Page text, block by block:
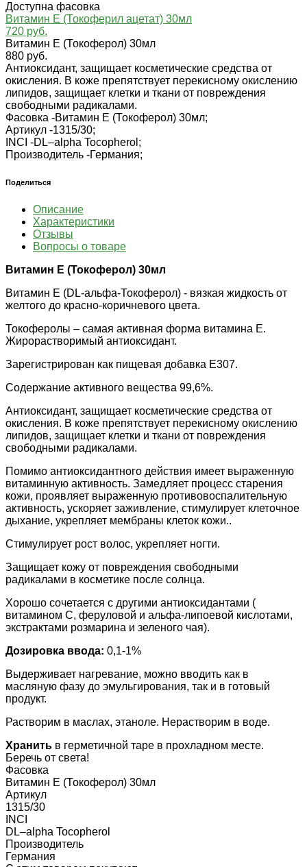
Доступна фасовка
Витамин Е (Токоферил ацетат) 30мл
720 руб.
Витамин Е (Токоферол) 30мл
880 руб.
Антиоксидант, защищает косметические средства от
окисления. В коже препятствует перекисному окислению
липидов, защищает клетки и ткани от повреждения
свободными радикалами.
Фасовка -Витамин Е (Токоферол) 30мл;
Артикул -1315/30;
INCI -DL–alpha Tocopherol;
Производитель -Германия;
Поделиться
Описание
Характеристики
Отзывы
Вопросы о товаре
Витамин Е (Токоферол) 30мл
Витамин Е (DL-альфа-Токоферол) - вязкая жидкость от
желтого до красно-коричневого цвета.
Токоферолы – самая активная форма витамина Е.
Жирорастворимый антиоксидант.
Зарегистрирован как пищевая добавка Е307.
Содержание активного вещества 99,6%.
Антиоксидант, защищает косметические средства от
окисления. В коже препятствует перекисному окислению
липидов, защищает клетки и ткани от повреждения
свободными радикалами.
Помимо антиоксидантного действия имеет выраженную
витаминную активность. Замедляет процесс старения
кожи, проявляет выраженную противовоспалительную
активность, ускоряет заживление, стимулирует клеточное
дыхание, укрепляет мембраны клеток кожи..
Стимулирует рост волос, укрепляет ногти.
Защищает кожу от повреждения свободными
радикалами в косметике после солнца.
Хорошо сочетается с другими антиоксидантами (
витамином С, феруловой и альфа-липоевой кислотами,
экстрактами розмарина и зеленого чая).
Дозировка ввода: 0,1-1%
Выдерживает нагревание, можно вводить как в
масляную фазу до эмульгирования, так и в готовый
продукт.
Растворим в маслах, этаноле. Нерастворим в воде.
Хранить в герметичной таре в прохладном месте.
Беречь от света!
Фасовка
Витамин Е (Токоферол) 30мл
Артикул
1315/30
INCI
DL–alpha Tocopherol
Производитель
Германия